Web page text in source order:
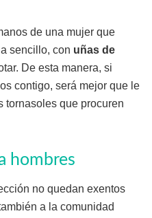
de una mujer que
sencillo, con uñas de
De esta manera, si
contigo, será mejor que le
tornasoles que procuren
hombres
no quedan exentos
a la comunidad